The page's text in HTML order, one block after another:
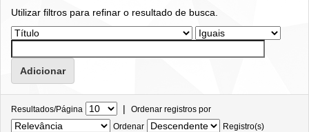
Utilizar filtros para refinar o resultado de busca.
Resultados/Página | Ordenar registros por
Ordenar
Registro(s)